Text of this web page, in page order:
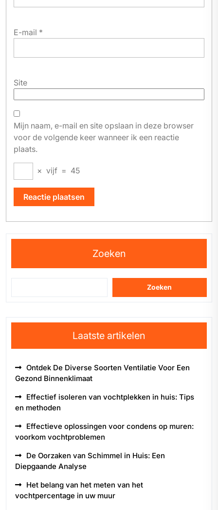
E-mail *
Site
Mijn naam, e-mail en site opslaan in deze browser
voor de volgende keer wanneer ik een reactie
plaats.
× vijf = 45
Zoeken
Zoeken
Laatste artikelen
Ontdek De Diverse Soorten Ventilatie Voor Een
Gezond Binnenklimaat
Effectief isoleren van vochtplekken in huis: Tips
en methoden
Effectieve oplossingen voor condens op muren:
voorkom vochtproblemen
De Oorzaken van Schimmel in Huis: Een
Diepgaande Analyse
Het belang van het meten van het
vochtpercentage in uw muur